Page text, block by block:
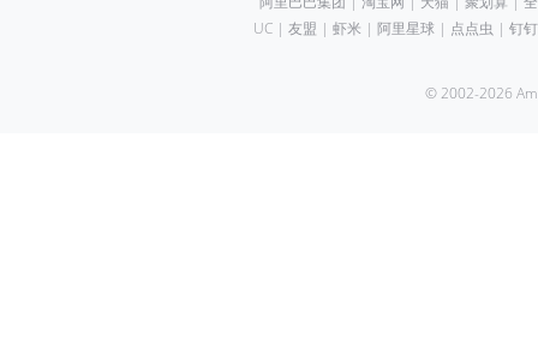
UC| 友盟 | 虾米 | 阿里星球| 点点虫 | 钉钉
© 2002-2026